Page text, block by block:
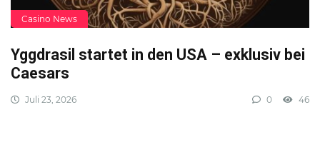
Casino News
Yggdrasil startet in den USA – exklusiv bei
Caesars
Juli 23, 2026 0 46